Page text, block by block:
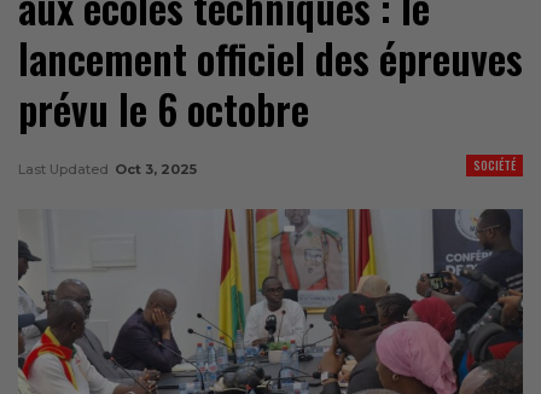
lancement officiel des épreuves
prévu le 6 octobre
SOCIÉTÉ
Last Updated Oct 3, 2025